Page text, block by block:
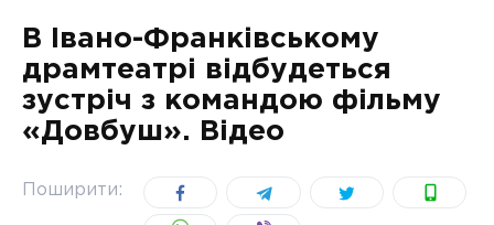
УКРАЇНА
В Івано-Франківському
драмтеатрі відбудеться
зустріч з командою фільму
«Довбуш». Відео
Поширити: